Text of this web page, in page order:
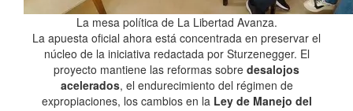
La mesa política de La Libertad Avanza.
La apuesta oficial ahora está concentrada en preservar el
núcleo de la iniciativa redactada por Sturzenegger. El
proyecto mantiene las reformas sobre desalojos
acelerados, el endurecimiento del régimen de
expropiaciones, los cambios en laLey de Manejo del